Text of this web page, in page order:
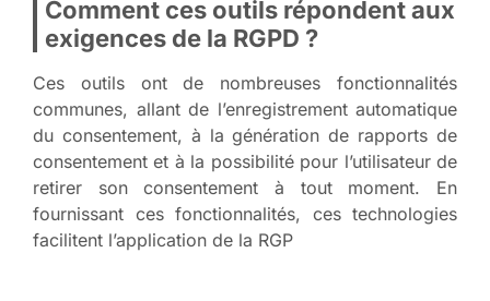
Comment ces outils répondent aux
exigences de la RGPD ?
Ces outils ont de nombreuses fonctionnalités
communes, allant de l’enregistrement automatique
du consentement, à la génération de rapports de
consentement et à la possibilité pour l’utilisateur de
retirer son consentement à tout moment. En
fournissant ces fonctionnalités, ces technologies
facilitent l’application de la RGP